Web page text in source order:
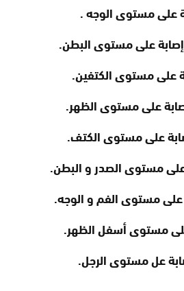
على مستوى الوجه .
على مستوى البطن.
على مستوى الكتفين.
على مستوى الظهر.
على مستوى الكتف.
مستوى الصدر و البطن.
على مستوى الفم و الوجه.
على مستوى أسفل الظهر.
عل مستوى الرجل.